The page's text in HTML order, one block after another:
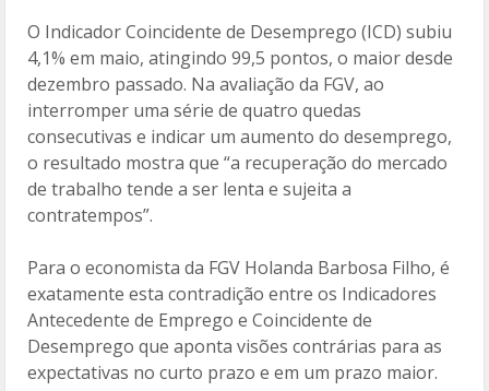
O Indicador Coincidente de Desemprego (ICD) subiu
4,1% em maio, atingindo 99,5 pontos, o maior desde
dezembro passado. Na avaliação da FGV, ao
interromper uma série de quatro quedas
consecutivas e indicar um aumento do desemprego,
o resultado mostra que “a recuperação do mercado
de trabalho tende a ser lenta e sujeita a
contratempos”.
Para o economista da FGV Holanda Barbosa Filho, é
exatamente esta contradição entre os Indicadores
Antecedente de Emprego e Coincidente de
Desemprego que aponta visões contrárias para as
expectativas no curto prazo e em um prazo maior.